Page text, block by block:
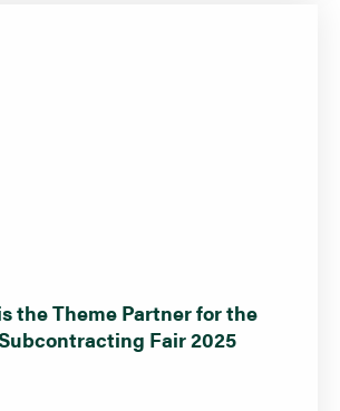
the Theme Partner for the
Fair 2025